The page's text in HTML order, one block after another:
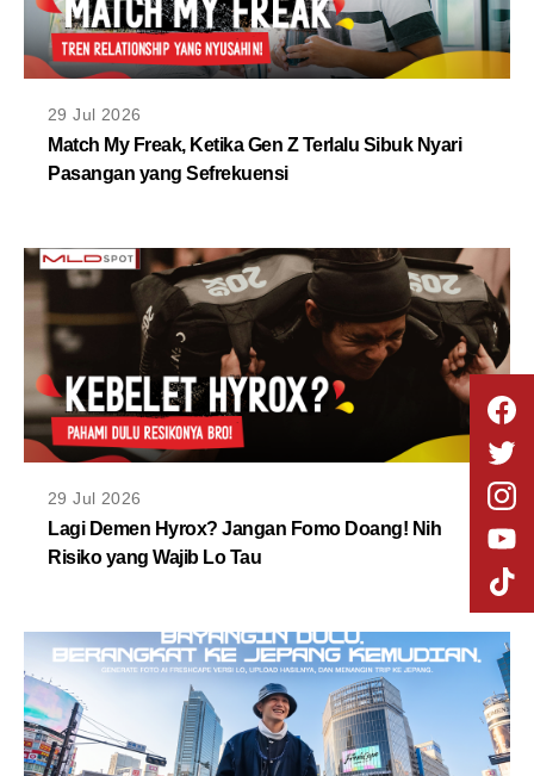
29 Jul 2026
Match My Freak, Ketika Gen Z Terlalu Sibuk Nyari
Pasangan yang Sefrekuensi
29 Jul 2026
Lagi Demen Hyrox? Jangan Fomo Doang! Nih
Risiko yang Wajib Lo Tau